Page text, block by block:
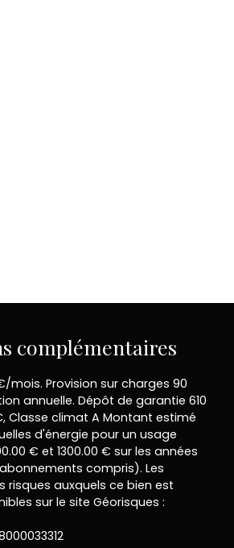
complémentaires
mois. Provision sur charges 90
annuelle. Dépôt de garantie 610
Classe climat A Montant estimé
d'énergie pour un usage
€ et 1300.00 € sur les années
compris). Les
risques auxquels ce bien est
sur le site Géorisques :